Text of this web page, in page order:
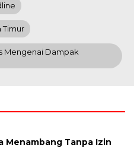
Timur
Mengenai Dampak
Menambang Tanpa Izin